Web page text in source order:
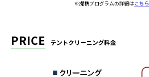
※提携プログラムの詳細はこちら
PRICE テントクリーニング料金